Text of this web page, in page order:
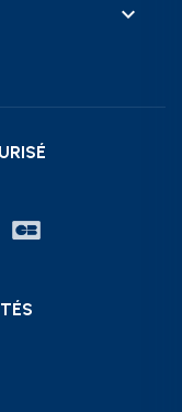
keyboard_arrow_down